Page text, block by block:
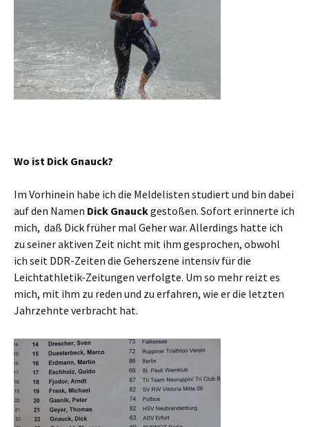
Wo ist Dick Gnauck?
Im Vorhinein habe ich die Meldelisten studiert und bin dabei
auf den Namen Dick Gnauckgestoßen. Sofort erinnerte ich
mich, daß Dick früher mal Geher war. Allerdings hatte ich
zu seiner aktiven Zeit nicht mit ihm gesprochen, obwohl
ich seit DDR-Zeiten die Geherszene intensiv für die
Leichtathletik-Zeitungen verfolgte. Um so mehr reizt es
mich, mit ihm zu reden und zu erfahren, wie er die letzten
Jahrzehnte verbracht hat.